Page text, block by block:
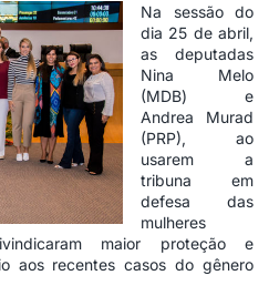
Na sessão do
dia 25 de abril,
as deputadas
Nina Melo
(MDB) e
Andrea Murad
(PRP), ao
usarem a
tribuna em
defesa das
mulheres
maior proteção e
aos recentes casos do gênero